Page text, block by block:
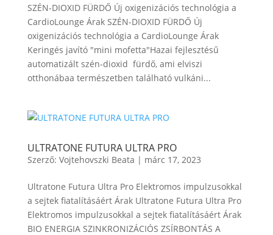
SZÉN-DIOXID FÜRDŐ Új oxigenizációs technológia a
CardioLounge Árak SZÉN-DIOXID FÜRDŐ Új
oxigenizációs technológia a CardioLounge Árak
Keringés javító "mini mofetta"Hazai fejlesztésű
automatizált szén-dioxid fürdő, ami elviszi
otthonábaa természetben található vulkáni...
ULTRATONE FUTURA ULTRA PRO
Szerző: Vojtehovszki Beata | márc 17, 2023
Ultratone Futura Ultra Pro Elektromos impulzusokkal
a sejtek fiatalításáért Árak Ultratone Futura Ultra Pro
Elektromos impulzusokkal a sejtek fiatalításáért Árak
BIO ENERGIA SZINKRONIZÁCIÓS ZSÍRBONTÁS A